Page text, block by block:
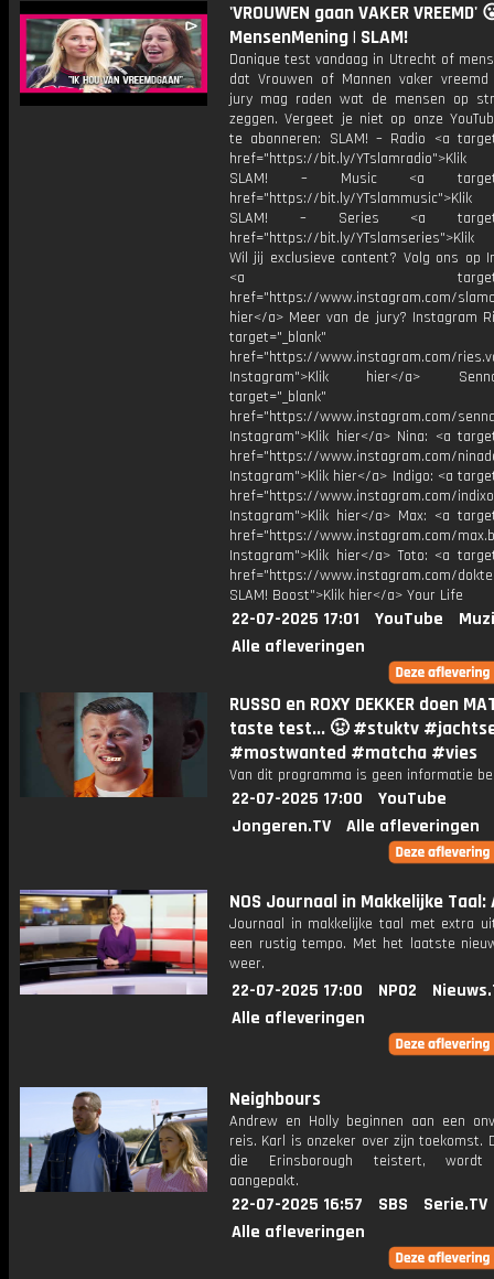
'VROUWEN gaan VAKER VREEMD'
MensenMening | SLAM!
Danique test vandaag in Utrecht of
dat Vrouwen of Mannen vaker vreemd
jury mag raden wat de mensen op
zeggen. Vergeet je niet op onze
te abonneren: SLAM! – Radio <a
href="https://bit.ly/
SLAM! – Music <a
href="https://bit.ly/
SLAM! – Series <a
href="https://bit.ly/
Wil jij exclusieve content? Volg ons op
<a
href="https://www.instagram.com/
hier</a> Meer van de jury? Instagram
target="_blank"
href="https://www.instagram.com/
Instagram">Klik hier</a>
target="_blank"
href="https://www.instagram.com/
Instagram">Klik hier</a> Nina: <a
href="https://www.instagram.com/
Instagram">Klik hier</a> Indigo: <a
href="https://www.instagram.com/
Instagram">Klik hier</a> Max: <a
href="https://www.instagram.com/
Instagram">Klik hier</a> Toto: <a
href="https://www.instagram.com/
SLAM! Boost">Klik hier</a> Your Life
22-07-2025 17:01 YouTube
Alle afleveringen
RUSSO en ROXY DEKKER doen
taste test... 🤢 #stuktv
#mostwanted #matcha #vies
Van dit programma is geen informatie
22-07-2025 17:00
YouTube
Jongeren.TV
Alle afleveringen
NOS Journaal in Makkelijke Taal:
Journaal in makkelijke taal met extra
een rustig tempo. Met het laatste
weer.
22-07-2025 17:00 NPO2
Alle afleveringen
Neighbours
Andrew en Holly beginnen aan een
reis. Karl is onzeker over zijn toekomst.
die Erinsborough teistert, wordt
aangepakt.
22-07-2025 16:57 SBS
Serie.TV
Alle afleveringen